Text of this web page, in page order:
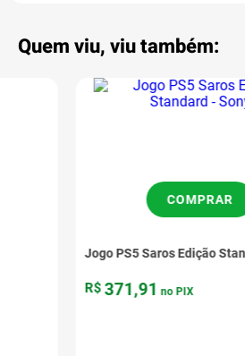
Quem viu, viu também:
Jogo PS5 Saros Edição
R$ 371,91 no PIX
COMPRAR